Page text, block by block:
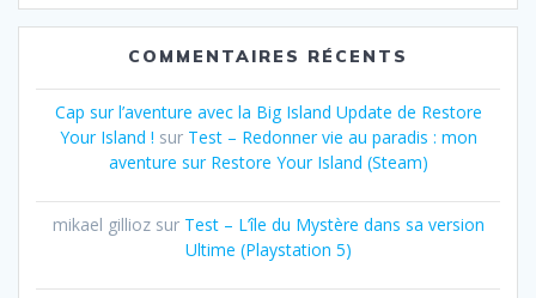
COMMENTAIRES RÉCENTS
Cap sur l’aventure avec la Big Island Update de Restore
Your Island ! sur Test – Redonner vie au paradis : mon
aventure sur Restore Your Island (Steam)
mikael gilliozsur Test – L’île du Mystère dans sa version
Ultime (Playstation 5)